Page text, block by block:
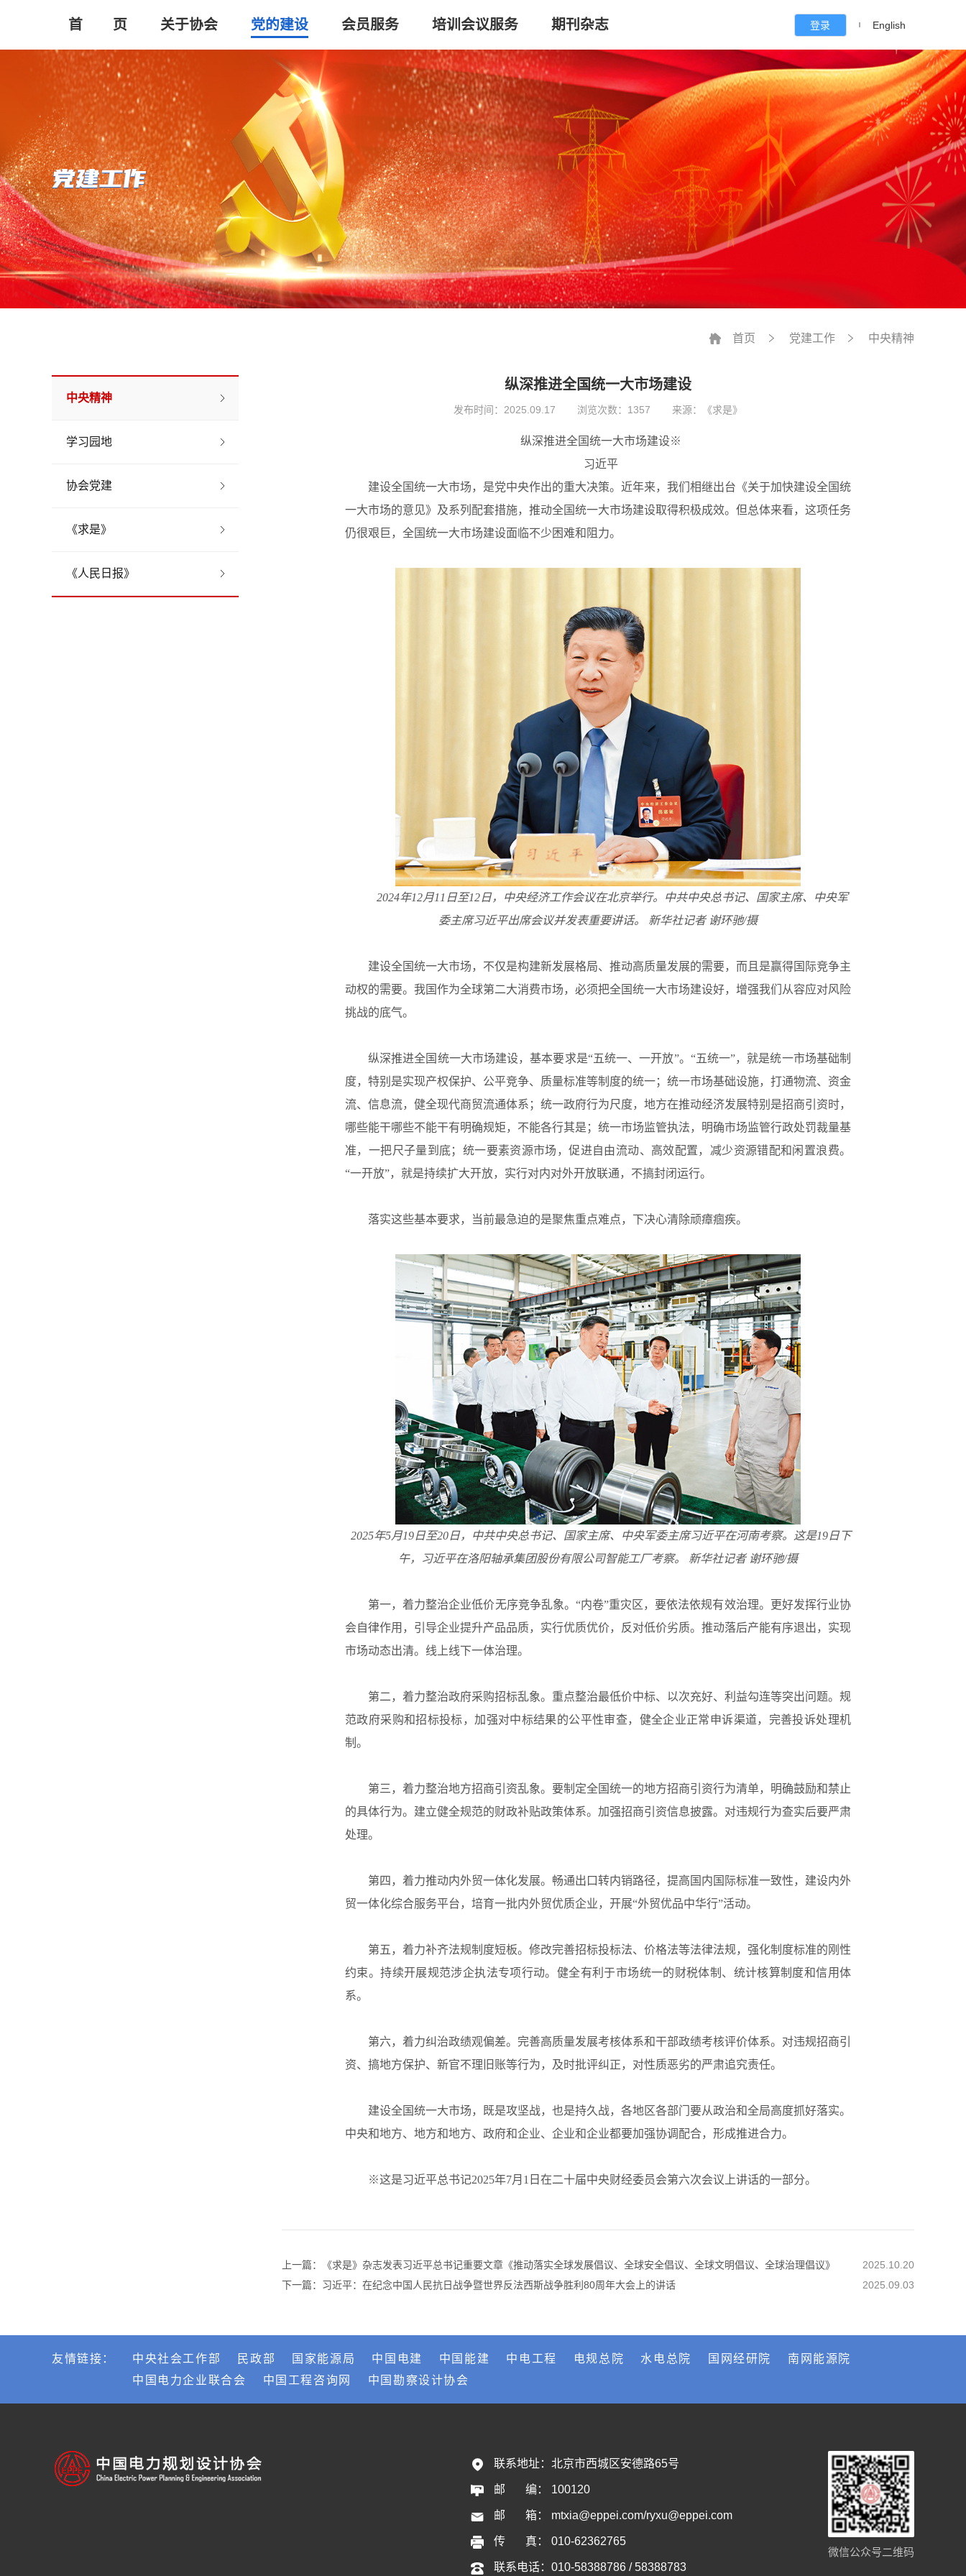
首       页 关于协会 党的建设 会员服务 培训会议服务 期刊杂志 登录 English
党建工作
首页 党建工作 中央精神
中央精神
学习园地
协会党建
《求是》
《人民日报》
纵深推进全国统一大市场建设
发布时间： 2025.09.17 浏览次数：1357 来源：《求是》
纵深推进全国统一大市场建设※
习近平
建设全国统一大市场，是党中央作出的重大决策。近年来，我们相继出台《关于加快建设全国统
一大市场的意见》及系列配套措施，推动全国统一大市场建设取得积极成效。但总体来看，这项任务
仍很艰巨，全国统一大市场建设面临不少困难和阻力。
2024年12月11日至12日，中央经济工作会议在北京举行。中共中央总书记、国家主席、中央军
委主席习近平出席会议并发表重要讲话。 新华社记者 谢环驰/摄
建设全国统一大市场，不仅是构建新发展格局、推动高质量发展的需要，而且是赢得国际竞争主
动权的需要。我国作为全球第二大消费市场，必须把全国统一大市场建设好，增强我们从容应对风险
挑战的底气。
纵深推进全国统一大市场建设，基本要求是“五统一、一开放”。“五统一”，就是统一市场基础制
度，特别是实现产权保护、公平竞争、质量标准等制度的统一；统一市场基础设施，打通物流、资金
流、信息流，健全现代商贸流通体系；统一政府行为尺度，地方在推动经济发展特别是招商引资时，
哪些能干哪些不能干有明确规矩，不能各行其是；统一市场监管执法，明确市场监管行政处罚裁量基
准，一把尺子量到底；统一要素资源市场，促进自由流动、高效配置，减少资源错配和闲置浪费。
“一开放”，就是持续扩大开放，实行对内对外开放联通，不搞封闭运行。
落实这些基本要求，当前最急迫的是聚焦重点难点，下决心清除顽瘴痼疾。
2025年5月19日至20日，中共中央总书记、国家主席、中央军委主席习近平在河南考察。这是19日下
午，习近平在洛阳轴承集团股份有限公司智能工厂考察。 新华社记者 谢环驰/摄
第一，着力整治企业低价无序竞争乱象。“内卷”重灾区，要依法依规有效治理。更好发挥行业协
会自律作用，引导企业提升产品品质，实行优质优价，反对低价劣质。推动落后产能有序退出，实现
市场动态出清。线上线下一体治理。
第二，着力整治政府采购招标乱象。重点整治最低价中标、以次充好、利益勾连等突出问题。规
范政府采购和招标投标，加强对中标结果的公平性审查，健全企业正常申诉渠道，完善投诉处理机
制。
第三，着力整治地方招商引资乱象。要制定全国统一的地方招商引资行为清单，明确鼓励和禁止
的具体行为。建立健全规范的财政补贴政策体系。加强招商引资信息披露。对违规行为查实后要严肃
处理。
第四，着力推动内外贸一体化发展。畅通出口转内销路径，提高国内国际标准一致性，建设内外
贸一体化综合服务平台，培育一批内外贸优质企业，开展“外贸优品中华行”活动。
第五，着力补齐法规制度短板。修改完善招标投标法、价格法等法律法规，强化制度标准的刚性
约束。持续开展规范涉企执法专项行动。健全有利于市场统一的财税体制、统计核算制度和信用体
系。
第六，着力纠治政绩观偏差。完善高质量发展考核体系和干部政绩考核评价体系。对违规招商引
资、搞地方保护、新官不理旧账等行为，及时批评纠正，对性质恶劣的严肃追究责任。
建设全国统一大市场，既是攻坚战，也是持久战，各地区各部门要从政治和全局高度抓好落实。
中央和地方、地方和地方、政府和企业、企业和企业都要加强协调配合，形成推进合力。
※这是习近平总书记2025年7月1日在二十届中央财经委员会第六次会议上讲话的一部分。
2025.10.20
上一篇：《求是》杂志发表习近平总书记重要文章《推动落实全球发展倡议、全球安全倡议、全球文明倡议、全球治理倡议》
2025.09.03
下一篇：习近平：在纪念中国人民抗日战争暨世界反法西斯战争胜利80周年大会上的讲话
友情链接： 中央社会工作部 民政部 国家能源局 中国电建 中国能建 中电工程 电规总院 水电总院 国网经研院
南网能源院
中国电力企业联合会
中国工程咨询网 中国勘察设计协会
联系地址： 北京市西城区安德路65号
邮       编： 100120
邮       箱： mtxia@eppei.com/ryxu@eppei.com
传       真： 010-62362765
联系电话： 010-58388786 / 58388783
微信公众号二维码